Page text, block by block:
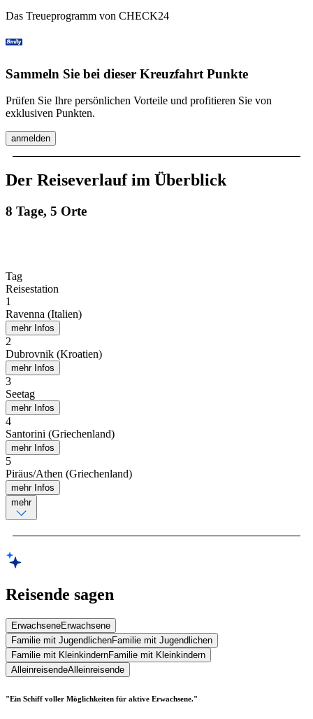
Das Treueprogramm von CHECK24
Sammeln Sie bei dieser Kreuzfahrt Punkte
Prüfen Sie Ihre persönlichen Vorteile und profitieren Sie von
exklusiven Punkten.
anmelden
Der Reiseverlauf im Überblick
8 Tage, 5 Orte
Tag
Reisestation
1
Ravenna (Italien)
mehr Infos
2
Dubrovnik (Kroatien)
mehr Infos
3
Seetag
mehr Infos
4
Santorini (Griechenland)
mehr Infos
5
Piräus/Athen (Griechenland)
mehr Infos
mehr
Reisende sagen
ErwachseneErwachsene
Familie mit JugendlichenFamilie mit Jugendlichen
Familie mit KleinkindernFamilie mit Kleinkindern
AlleinreisendeAlleinreisende
"Ein Schiff voller Möglichkeiten für aktive Erwachsene."